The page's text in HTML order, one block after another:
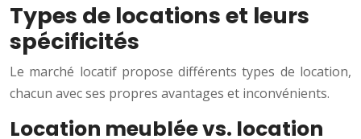
Types de locations et leurs
spécificités
Le marché locatif propose différents types de location,
chacun avec ses propres avantages et inconvénients.
Location meublée vs. location